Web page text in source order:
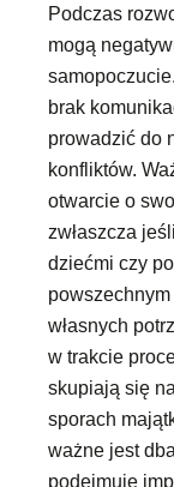
Podczas
mogą
brak
prowadzić do
konfliktów.
otwarcie o
zwłaszcza
dziećmi czy
własnych
w trakcie
skupiają się
sporach
ważne jest
podejmuje